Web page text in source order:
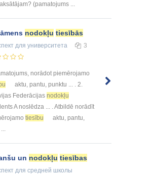
(pamatojums ...
nodokļu tiesībās
для университета 3
norādot piemērojamo
aktu, pantu, punktu ... . 2.
Federācijas nodokļu
A noslēdza ... . Atbildē norādīt
tiesību
aktu, pantu,
un nodokļu tiesības
для средней школы